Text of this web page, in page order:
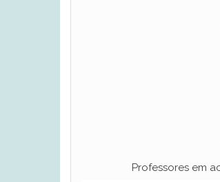
Professores em